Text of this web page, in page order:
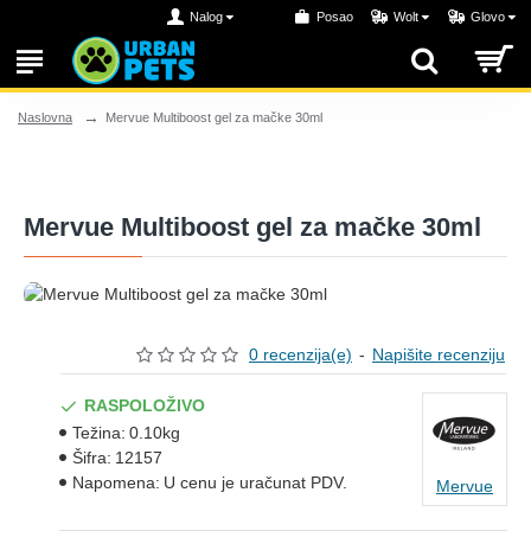
Nalog Posao Wolt Glovo
Naslovna Mervue Multiboost gel za mačke 30ml
Mervue Multiboost gel za mačke 30ml
0 recenzija(e) - Napišite recenziju
RASPOLOŽIVO
Težina: 0.10kg
Šifra: 12157
Napomena: U cenu je uračunat PDV. Mervue